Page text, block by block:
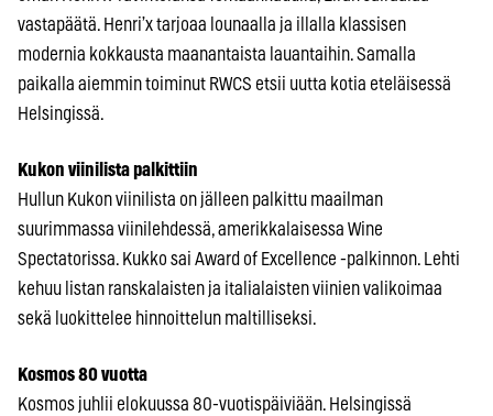
vastapäätä. Henri’x tarjoaa lounaalla ja illalla klassisen
modernia kokkausta maanantaista lauantaihin. Samalla
paikalla aiemmin toiminut RWCS etsii uutta kotia eteläisessä
Helsingissä.
Kukon viinilista palkittiin
Hullun Kukon viinilista on jälleen palkittu maailman
suurimmassa viinilehdessä, amerikkalaisessa Wine
Spectatorissa. Kukko sai Award of Excellence -palkinnon. Lehti
kehuu listan ranskalaisten ja italialaisten viinien valikoimaa
sekä luokittelee hinnoittelun maltilliseksi.
Kosmos 80 vuotta
Kosmos juhlii elokuussa 80-vuotispäiviään. Helsingissä